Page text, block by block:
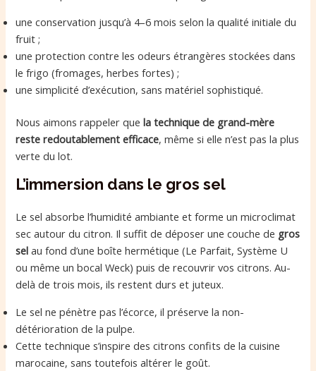
une conservation jusqu’à 4–6 mois selon la qualité initiale du
fruit ;
une protection contre les odeurs étrangères stockées dans
le frigo (fromages, herbes fortes) ;
une simplicité d’exécution, sans matériel sophistiqué.
Nous aimons rappeler quela technique de grand-mère
reste redoutablement efficace, même si elle n’est pas la plus
verte du lot.
L’immersion dans le gros sel
Le sel absorbe l’humidité ambiante et forme un microclimat
sec autour du citron. Il suffit de déposer une couche de gros
sel au fond d’une boîte hermétique (Le Parfait, Système U
ou même un bocal Weck) puis de recouvrir vos citrons. Au-
delà de trois mois, ils restent durs et juteux.
Le sel ne pénètre pas l’écorce, il préserve la non-
détérioration de la pulpe.
Cette technique s’inspire des citrons confits de la cuisine
marocaine, sans toutefois altérer le goût.